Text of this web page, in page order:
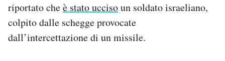
riportato cheè stato uccisoun soldato israeliano,
colpito dalle schegge provocate
dall’intercettazione di un missile.